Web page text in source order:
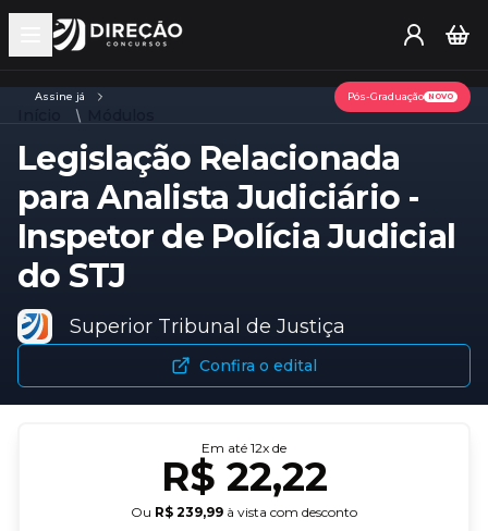
Open main menu
Assine já Pós-Graduação NOVO
Legislação Relacionada
para Analista Judiciário -
Inspetor de Polícia Judicial
do STJ
Superior Tribunal de Justiça
Confira o edital
Em até 12x de
R$ 22,22
Ou R$ 239,99 à vista com desconto